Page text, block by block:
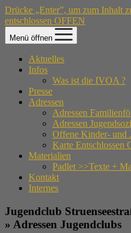
Drücke „Enter”, um zum Inhalt
entschlossen OFFEN
Menü öffnen
Aktuelles
Infos
Was ist die IVOA ?
Presse
Adressen
Adressen
Adressen
Offene Kinder- und
Karte Entschlossen
Materialien
Padlet >>Texte +
Kontakt
Internes
Jugendclub
» Adressen Jugendclubs